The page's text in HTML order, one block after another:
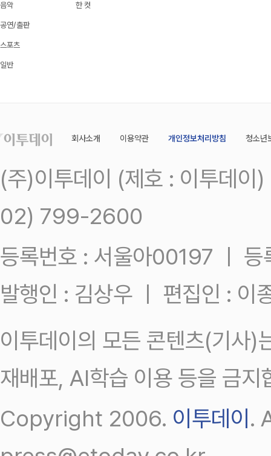
음악
공연/출판
스포츠
일반
한 컷
회사소개 이용약관 개인정보처리방침 청소년
(주)이투데이 (제호 : 이투데
02) 799-2600
등록번호 : 서울아00197 ㅣ
발행인 : 김상우 ㅣ 편집인 : 이
이투데이의 모든 콘텐츠(기사)
재배포, AI학습 이용 등을 금지
Copyright 2006. 이투데이.